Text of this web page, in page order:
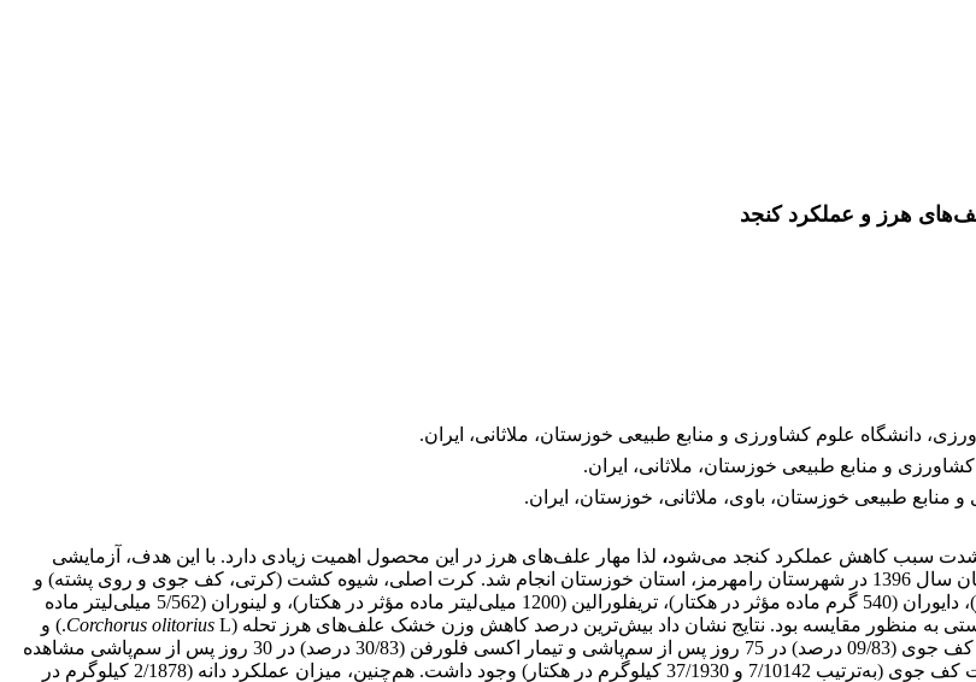
هرز و عملکرد کنجد
دانشگاه علوم کشاورزی و منابع طبیعی خوزستان، ملاثانی، ایران.
و منابع طبیعی خوزستان، ملاثانی، ایران.
طبیعی خوزستان، باوی، ملاثانی، خوزستان، ایران.
سبب کاهش عملکرد کنجد می‌شود، لذا مهار علف‌های هرز در این محصول اهمیت زیادی دارد. با این هدف، آزمایشی
به‌صورت اسپلیت پلات در قالب طرح بلوک‌های کامل تصادفی با سه تکرار در تابستان سال 1396 در شهرستان رامهرمز، استان خوزستان انجام شد. کرت اصلی، شیوه کشت (کرتی، کف جوی و روی پشته) و
کرت‌های فرعی، کاربرد علف‌کش‌ (اکسیفلورفن (360 میلی‌لیتر ماده مؤثر در هکتار)، دایوران (540 گرم ماده مؤثر در هکتار)، تریفلورالین (1200 میلی‌لیتر ماده مؤثر در هکتار)، و لینوران (5/562 میلی‌لیتر ماده
به‌ منظور مقایسه بود. نتایج نشان داد بیش‌ترین درصد کاهش وزن خشک علف‌های هرز تحله (
Corchorus olitoriusL.) و
L.) به‌ترتیب در تیمارهای تریفلورالین در کشت کف جوی (09/83 درصد) در 75 روز پس از سم‌پاشی و تیمار اکسی فلورفن (30/83 درصد) در 30 روز پس از سم‌پاشی مشاهده
شد. بیش‌ترین میزان عملکرد بیولوژیک و عملکرد دانه در تیمار وجین دستی در کشت کف جوی (به‌ترتیب 7/10142 و 37/1930 کیلوگرم در هکتار) وجود داشت. هم‌چنین، میزان عملکرد دانه (2/1878 کیلوگرم در